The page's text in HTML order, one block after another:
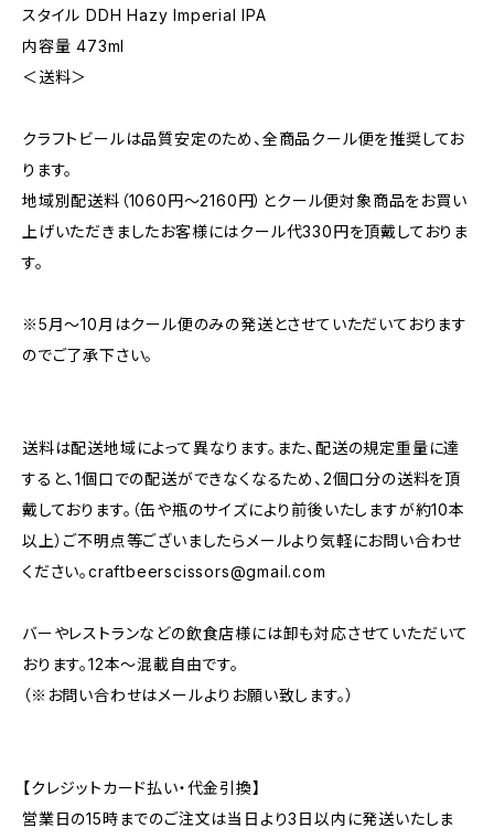
スタイル DDH Hazy Imperial IPA
内容量 473ml
＜送料＞
クラフトビールは品質安定のため、全商品クール便を推奨してお
ります。
地域別配送料（1060円～2160円）とクール便対象商品をお買い
上げいただきましたお客様にはクール代330円を頂戴しておりま
す。
※5月～10月はクール便のみの発送とさせていただいております
のでご了承下さい。
送料は配送地域によって異なります。また、配送の規定重量に達
すると、1個口での配送ができなくなるため、2個口分の送料を頂
戴しております。（缶や瓶のサイズにより前後いたしますが約10本
以上）ご不明点等ございましたらメールより気軽にお問い合わせ
ください。craftbeerscissors@gmail.com
バーやレストランなどの飲食店様には卸も対応させていただいて
おります。12本～混載自由です。
（※お問い合わせはメールよりお願い致します。）
【クレジットカード払い・代金引換】
営業日の15時までのご注文は当日より3日以内に発送いたしま